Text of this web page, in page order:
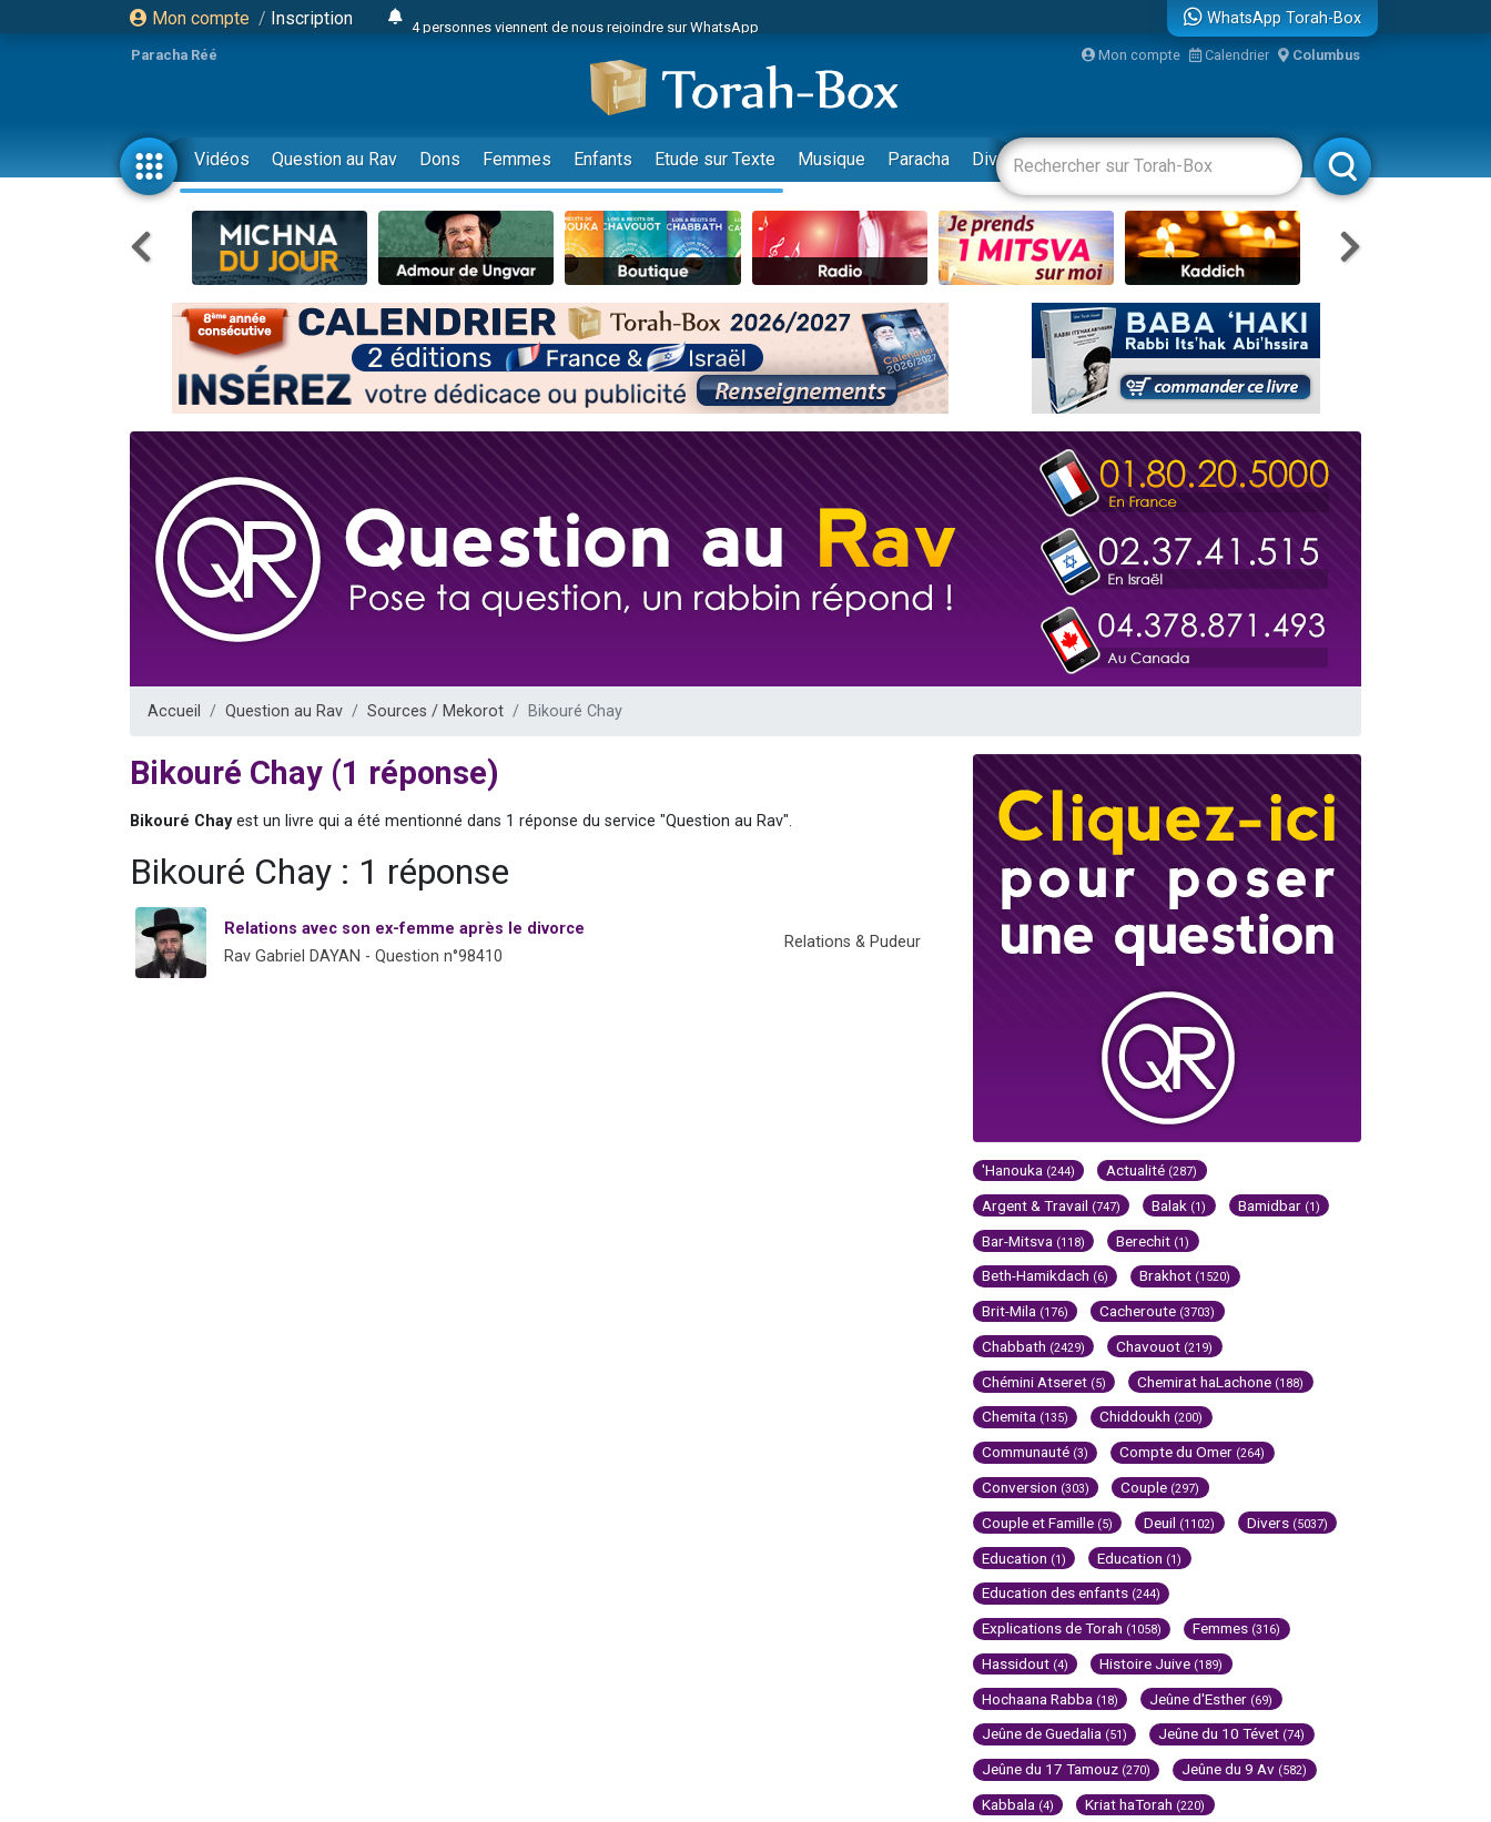
Mon compte / Inscription
4 personnes viennent de nous rejoindre sur WhatsApp
Odaya vient de donner son Maasser
3 personnes viennent de faire un don pour 5 jours de vacances aux Orphelins
3 personnes viennent de faire un don pour Diane, 80 ans, dans un appartement insalubre
13 personnes viennent de demander une bénédiction
2 personnes viennent de nous rejoindre sur WhatsApp
30 personnes viennent de faire un don pour Sauvez la jambe de Yohan
Il reste 49 places pour étudier en groupe sur Zoom
12 nouvelles musiques dans Torah-Box Music
3 personnes viennent de nous rejoindre sur WhatsApp
2 personnes viennent de nous rejoindre sur WhatsApp
3 personnes viennent de nous rejoindre sur WhatsApp
2 nouvelles musiques dans Torah-Box Music
8 personnes viennent de faire un don pour Tsédaka : pauvres d'Israel
Nouvelle émission radio : Visions de grandeur n°104 : Le Chabbath et le Birkat Hamazone à travers le temps
61 personnes viennent de demander une bénédiction
Ariel vient de donner son Maasser
Il reste 49 places pour étudier en groupe sur Zoom
WhatsApp Torah-Box
Paracha Réé Mon compte Calendrier Columbus
Vidéos Question au Rav Dons Femmes Enfants Etude sur Texte Musique Paracha Divertissements Livres Rabbanim
Accueil Question au Rav Sources / Mekorot Bikouré Chay
Bikouré Chay (1 réponse)
Bikouré Chayest un livre qui a été mentionné dans 1 réponse du service "Question au Rav".
Bikouré Chay : 1 réponse
Relations avec son ex-femme après le divorce
Rav Gabriel DAYAN - Question n°98410
Relations & Pudeur
'Hanouka (244) Actualité (287)
Argent & Travail (747) Balak (1) Bamidbar (1)
Bar-Mitsva (118) Berechit (1)
Beth-Hamikdach (6) Brakhot (1520)
Brit-Mila (176) Cacheroute (3703)
Chabbath (2429) Chavouot (219)
Chémini Atseret (5) Chemirat haLachone (188)
Chemita (135) Chiddoukh (200)
Communauté (3) Compte du Omer (264)
Conversion (303) Couple (297)
Couple et Famille (5) Deuil (1102) Divers (5037)
Education (1) Education (1)
Education des enfants (244)
Explications de Torah (1058) Femmes (316)
Hassidout (4) Histoire Juive (189)
Hochaana Rabba (18) Jeûne d'Esther (69)
Jeûne de Guedalia (51) Jeûne du 10 Tévet (74)
Jeûne du 17 Tamouz (270) Jeûne du 9 Av (582)
Kabbala (4) Kriat haTorah (220)